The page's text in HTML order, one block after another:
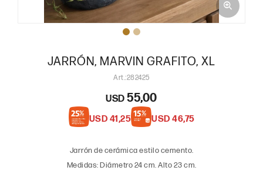
JARRÓN, MARVIN GRAFITO, XL
282425
USD 55,00
USD 41,25 USD 46,75
Jarrón de cerámica estilo cemento.
Medidas: Diámetro 24 cm. Alto 23 cm.